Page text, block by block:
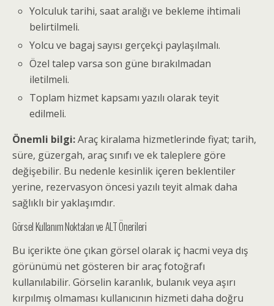
Yolculuk tarihi, saat aralığı ve bekleme ihtimali
belirtilmeli.
Yolcu ve bagaj sayısı gerçekçi paylaşılmalı.
Özel talep varsa son güne bırakılmadan
iletilmeli.
Toplam hizmet kapsamı yazılı olarak teyit
edilmeli.
Önemli bilgi:Araç kiralama hizmetlerinde fiyat; tarih,
süre, güzergah, araç sınıfı ve ek taleplere göre
değişebilir. Bu nedenle kesinlik içeren beklentiler
yerine, rezervasyon öncesi yazılı teyit almak daha
sağlıklı bir yaklaşımdır.
Görsel Kullanım Noktaları ve ALT Önerileri
Bu içerikte öne çıkan görsel olarak iç hacmi veya dış
görünümü net gösteren bir araç fotoğrafı
kullanılabilir. Görselin karanlık, bulanık veya aşırı
kırpılmış olmaması kullanıcının hizmeti daha doğru